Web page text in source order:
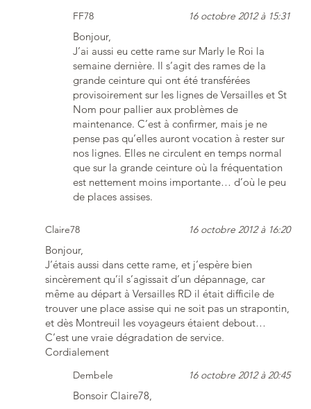
FF78 16 octobre 2012 à 15:31
Bonjour,
J’ai aussi eu cette rame sur Marly le Roi la
semaine dernière. Il s’agit des rames de la
grande ceinture qui ont été transférées
provisoirement sur les lignes de Versailles et St
Nom pour pallier aux problèmes de
maintenance. C’est à confirmer, mais je ne
pense pas qu’elles auront vocation à rester sur
nos lignes. Elles ne circulent en temps normal
que sur la grande ceinture où la fréquentation
est nettement moins importante… d’où le peu
de places assises.
Claire78 16 octobre 2012 à 16:20
Bonjour,
J’étais aussi dans cette rame, et j’espère bien
sincèrement qu’il s’agissait d’un dépannage, car
même au départ à Versailles RD il était difficile de
trouver une place assise qui ne soit pas un strapontin,
et dès Montreuil les voyageurs étaient debout…
C’est une vraie dégradation de service.
Cordialement
Dembele 16 octobre 2012 à 20:45
Bonsoir Claire78,